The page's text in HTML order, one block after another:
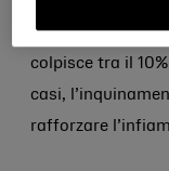
Il problema:in
colpisce tra il
casi,
rafforzare